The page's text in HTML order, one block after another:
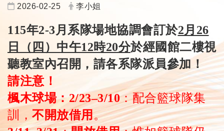
日期：
2026-02-25 發布者：
李小姐
115年2-3月系隊場地協調會訂於2月26
日（四）中午12時20分於經國館二樓視
聽教室內召開，請各系隊派員參加！
請注意！
楓木球場：2/23–3/10：配合籃球隊集
訓， 不開放借用。